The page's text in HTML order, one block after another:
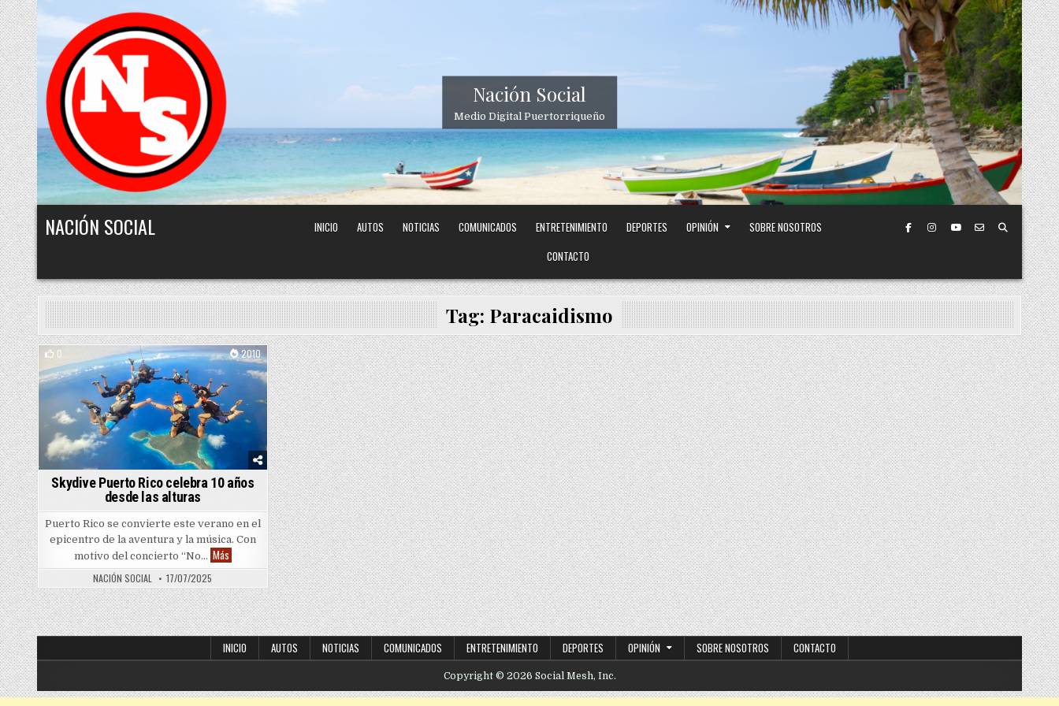
Skip to content
Nación Social
Medio Digital Puertorriqueño
NACIÓN SOCIAL INICIO AUTOS NOTICIAS COMUNICADOS ENTRETENIMIENTO DEPORTES OPINIÓN
SOBRE NOSOTROS
CONTACTO
Tag: Paracaidismo
0 2010
Posted in
Skydive Puerto Rico celebra 10 años
desde las alturas
Puerto Rico se convierte este verano en el
epicentro de la aventura y la música. Con
motivo del concierto “No… MásSkydive Puerto Rico celebra 10 años desde las alturas
NACIÓN SOCIAL 17/07/2025
INICIO AUTOS NOTICIAS COMUNICADOS ENTRETENIMIENTO DEPORTES OPINIÓN SOBRE NOSOTROS CONTACTO
Copyright © 2026 Social Mesh, Inc.